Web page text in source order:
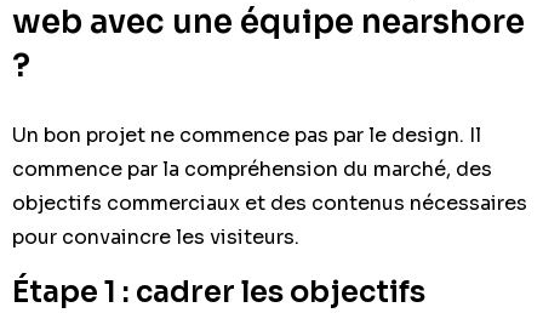
web avec une équipe nearshore
?
Un bon projet ne commence pas par le design. Il
commence par la compréhension du marché, des
objectifs commerciaux et des contenus nécessaires
pour convaincre les visiteurs.
Étape 1 : cadrer les objectifs